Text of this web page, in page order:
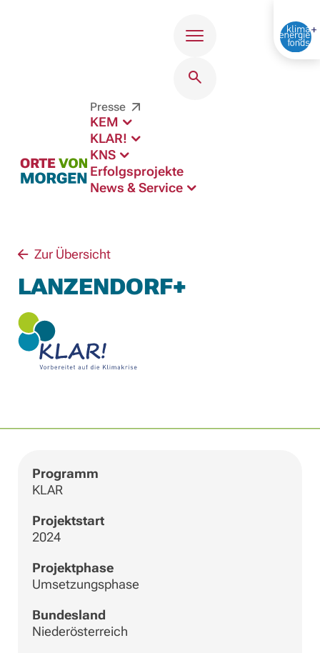
Presse
KEM
KLAR!
KNS
Erfolgsprojekte
News & Service
Zur Übersicht
LANZENDORF+
+
Programm
KLAR
Projektstart
2024
Projektphase
Umsetzungsphase
Bundesland
Niederösterreich